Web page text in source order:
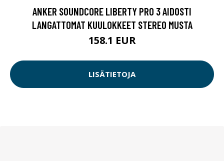
ANKER SOUNDCORE LIBERTY PRO 3 AIDOSTI
LANGATTOMAT KUULOKKEET STEREO MUSTA
158.1 EUR
LISÄTIETOJA